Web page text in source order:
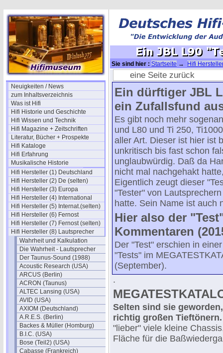
Neuigkeiten / News
zum Inhaltsverzeichnis
Was ist Hifi
Hifi Historie und Geschichte
Hifi Wissen und Technik
Hifi Magazine + Zeitschriften
Literatur, Bücher + Prospekte
Hifi Kataloge
Hifi Erfahrung
Musikalische Historie
Hifi Hersteller (1) Deutschland
Hifi Hersteller (2) De (selten)
Hifi Hersteller (3) Europa
Hifi Hersteller (4) International
Hifi Hersteller (5) Internat.(selten)
Hifi Hersteller (6) Fernost
Hifi Hersteller (7) Fernost (selten)
Hifi Hersteller (8) Lautsprecher
Wahrheit und Kalkulation
Die Wahrheit - Lautsprecher
Der Taunus-Sound (1988)
Acoustic Research (USA)
ARCUS (Berlin)
ACRON (Taunus)
ALTEC Lansing (USA)
AVID (USA)
AXIOM (Deutschland)
A.R.E.S. (Berlin)
Backes & Müller (Homburg)
B.I.C. (USA)
Bose (Teil2) (USA)
Cabasse (Frankreich)
Sie sind hier : Startseite → Hifi
eine Seite zurück
Ein dürftiger JBL
ein Zufallsfund
Es gibt noch mehr
und L80 und Ti 250,
aller Art. Dieser ist hier ist
unkritisch bis fast schon
unglaubwürdig. Daß da
nicht mal nachgehakt
Eigentlich zeugt dieser
"Tester" von
hatte. Sein Name ist auch
Hier also der
Kommentaren
Der "Test" erschien in
"Tests" im
(September).
.
Selten sind sie
richtig großen Tieftönern.
"lieber" viele kleine
Fläche für die